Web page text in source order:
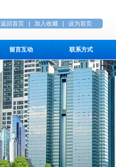
返回首页 加入收藏 设为首页
留言互动 联系方式